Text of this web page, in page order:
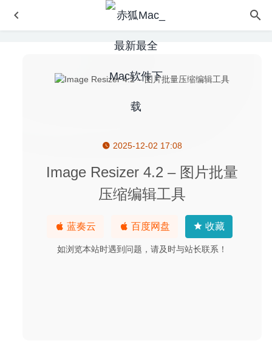
2025-12-02 17:08
Image Resizer 4.2 – 图片批量
压缩编辑工具
蓝奏云 百度网盘 收藏
如浏览本站时遇到问题，请及时与站长联系！
中国式家长 1.0.9.0 中文版 – 现实主义模拟养成游戏
Aiseesoft Mac Video Converter Ultimate 9.2.66 – 优秀的
2020-04-17
FontLab 7.1.3 (7495) – 专业字体设计编辑器 2020-07-15
Movavi Photo Editor 6.7.0 – 功能强大的图像编辑软件
2020-07-31